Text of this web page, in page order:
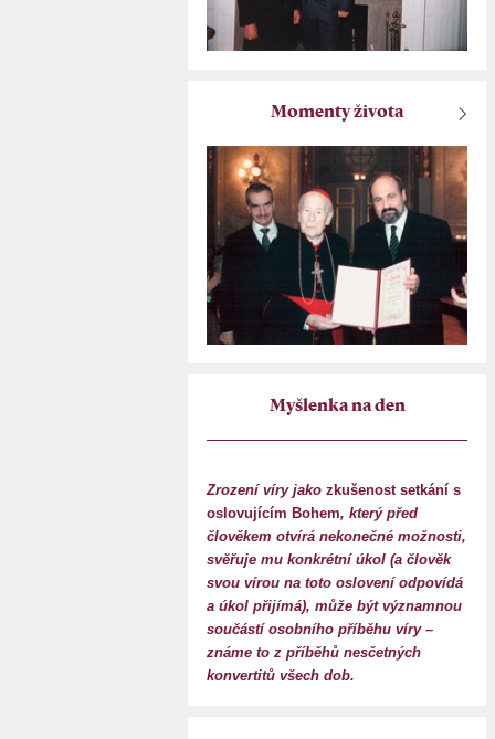
Momenty života
Myšlenka na den
Zrození víry jako zkušenost setkání s
oslovujícím Bohem, který před
člověkem otvírá nekonečné možnosti,
svěřuje mu konkrétní úkol (a člověk
svou vírou na toto oslovení odpovídá
a úkol přijímá), může být významnou
součástí osobního příběhu víry –
známe to z příběhů nesčetných
konvertitů všech dob.